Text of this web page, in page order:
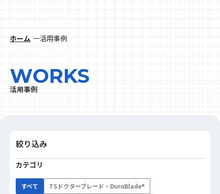
ホーム 活用事例
活用事例
WORKS
絞り込み
カテゴリ
すべて
TSドクターブレード・DuroBlade®